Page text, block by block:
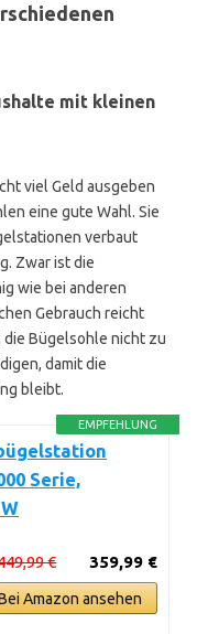
mit kleinen
viel Geld ausgeben
eine gute Wahl. Sie
verbaut
Zwar ist die
wie bei anderen
Gebrauch reicht
die Bügelsohle nicht zu
damit die
bleibt.
EMPFEHLUNG
Serie,
359,99 €
€
Amazon ansehen